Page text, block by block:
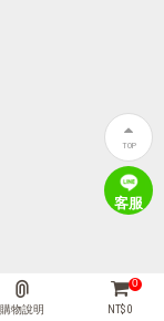
購物說明
0
NT$ 0
TOP
客服